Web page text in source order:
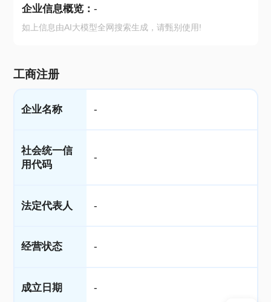
企业信息概览： -
如上信息由AI大模型全网搜索生成，请甄别使用!
工商注册
企业名称 -
社会统一信
用代码
-
法定代表人 -
经营状态 -
成立日期 -